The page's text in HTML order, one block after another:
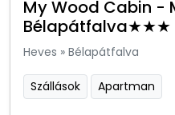
My Wood Cabin -
Bélapátfalva★★★
Heves » Bélapátfalva
Szállások Apartman